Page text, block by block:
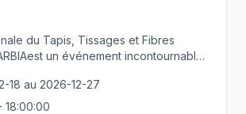
du Tapis, Tissages et Fibres
un événement incontournable
kiliim) et artisanat, organisé par
de l'Artisanat Tunisien (ONAT).
18 au 2026-12-27
18:00:00